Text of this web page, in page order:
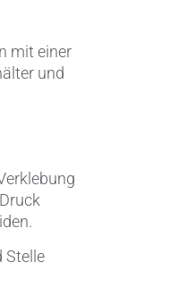
mit einer
und
Stelle